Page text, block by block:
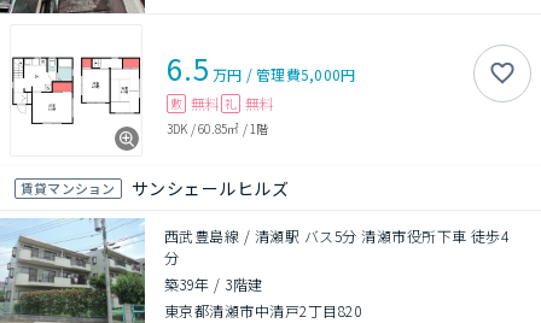
6.5 万円 /管理費5,000円
敷 無料 礼 無料
3DK /60.85㎡ / 1階
賃貸マンション サンシェールヒルズ
西武豊島線 / 清瀬駅 バス5分 清瀬市役所下車 徒歩4
分
築39年 / 3階建
東京都清瀬市中清戸2丁目820